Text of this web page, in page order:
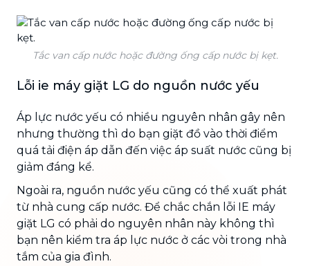
Tắc van cấp nước hoặc đường ống cấp nước bị kẹt.
Lỗi ie máy giặt LG do nguồn nước yếu
Áp lực nước yếu có nhiều nguyên nhân gây nên
nhưng thường thì do bạn giặt đồ vào thời điểm
quá tải điện áp dẫn đến việc áp suất nước cũng bị
giảm đáng kể.
Ngoài ra, nguồn nước yếu cũng có thể xuất phát
từ nhà cung cấp nước. Để chắc chắn lỗi IE máy
giặt LG có phải do nguyên nhân này không thì
bạn nên kiểm tra áp lực nước ở các vòi trong nhà
tắm của gia đình.